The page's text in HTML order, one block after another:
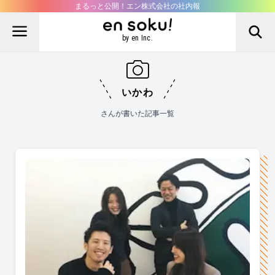
まるっと公開！エン株式会社の社内報
by en Inc.
いかわ
さんが書いた記事一覧